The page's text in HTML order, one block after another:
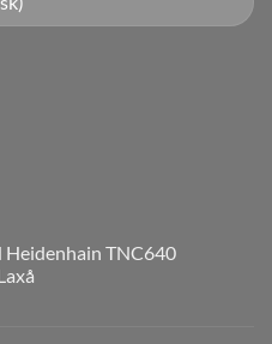
Heidenhain TNC640